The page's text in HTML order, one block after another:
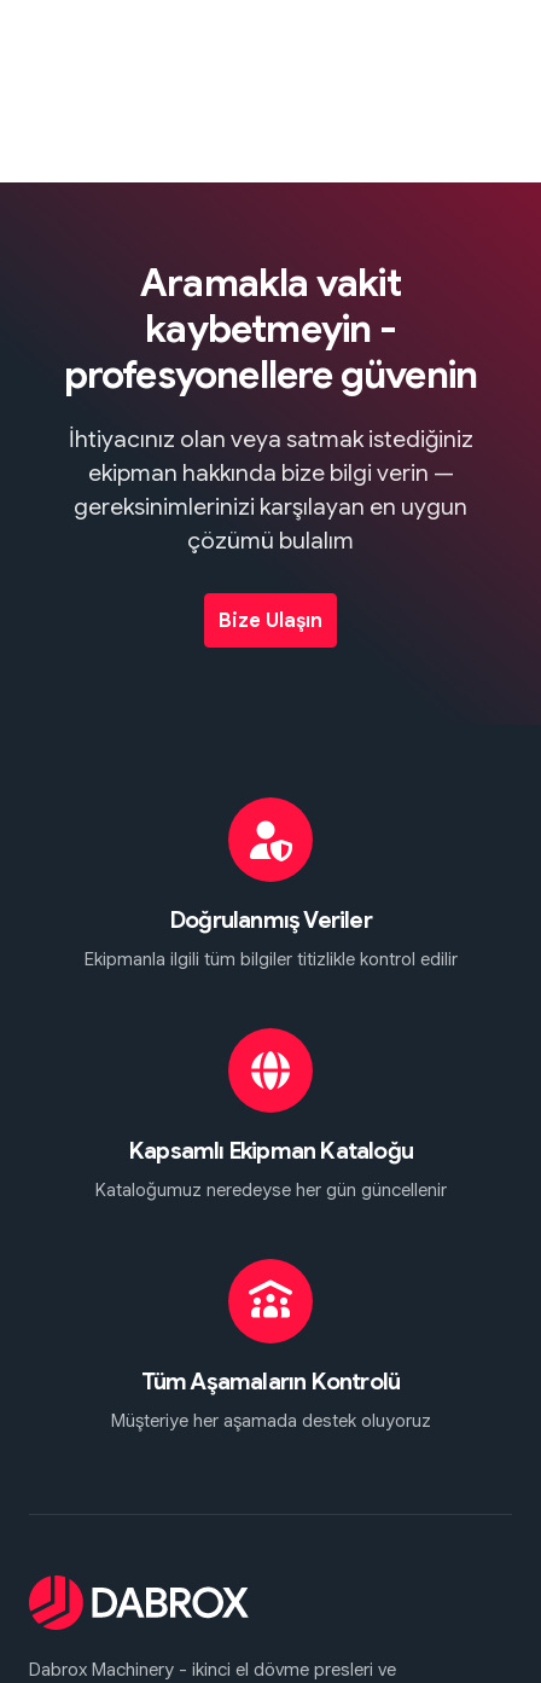
Aramakla vakit
kaybetmeyin -
profesyonellere güvenin
İhtiyacınız olan veya satmak istediğiniz
ekipman hakkında bize bilgi verin —
gereksinimlerinizi karşılayan en uygun
çözümü bulalım
Bize Ulaşın
Doğrulanmış Veriler
Ekipmanla ilgili tüm bilgiler titizlikle kontrol edilir
Kapsamlı Ekipman Kataloğu
Kataloğumuz neredeyse her gün güncellenir
Tüm Aşamaların Kontrolü
Müşteriye her aşamada destek oluyoruz
Dabrox Machinery - ikinci el dövme presleri ve